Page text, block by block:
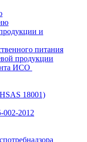
и
питания
продукции
ИСО
18001)
2012